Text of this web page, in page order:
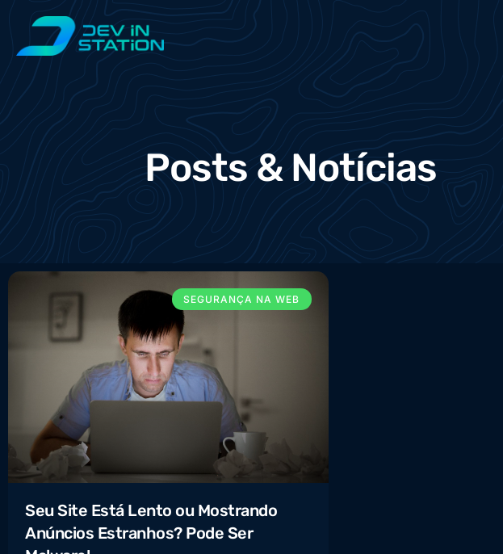
Posts & Notícias
SEGURANÇA NA WEB
Seu Site Está Lento ou Mostrando
Anúncios Estranhos? Pode Ser